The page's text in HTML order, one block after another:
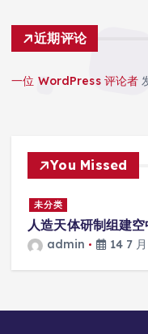
近期评论
一位 WordPress 评论者
You Missed
未分类
人造天体研制组建
admin 14 7